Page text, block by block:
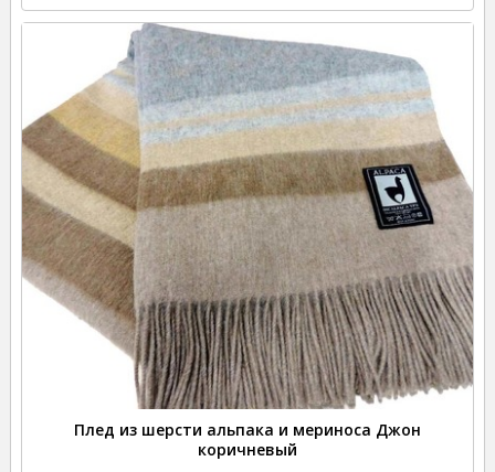
Плед из шерсти альпака и мериноса Джон
коричневый